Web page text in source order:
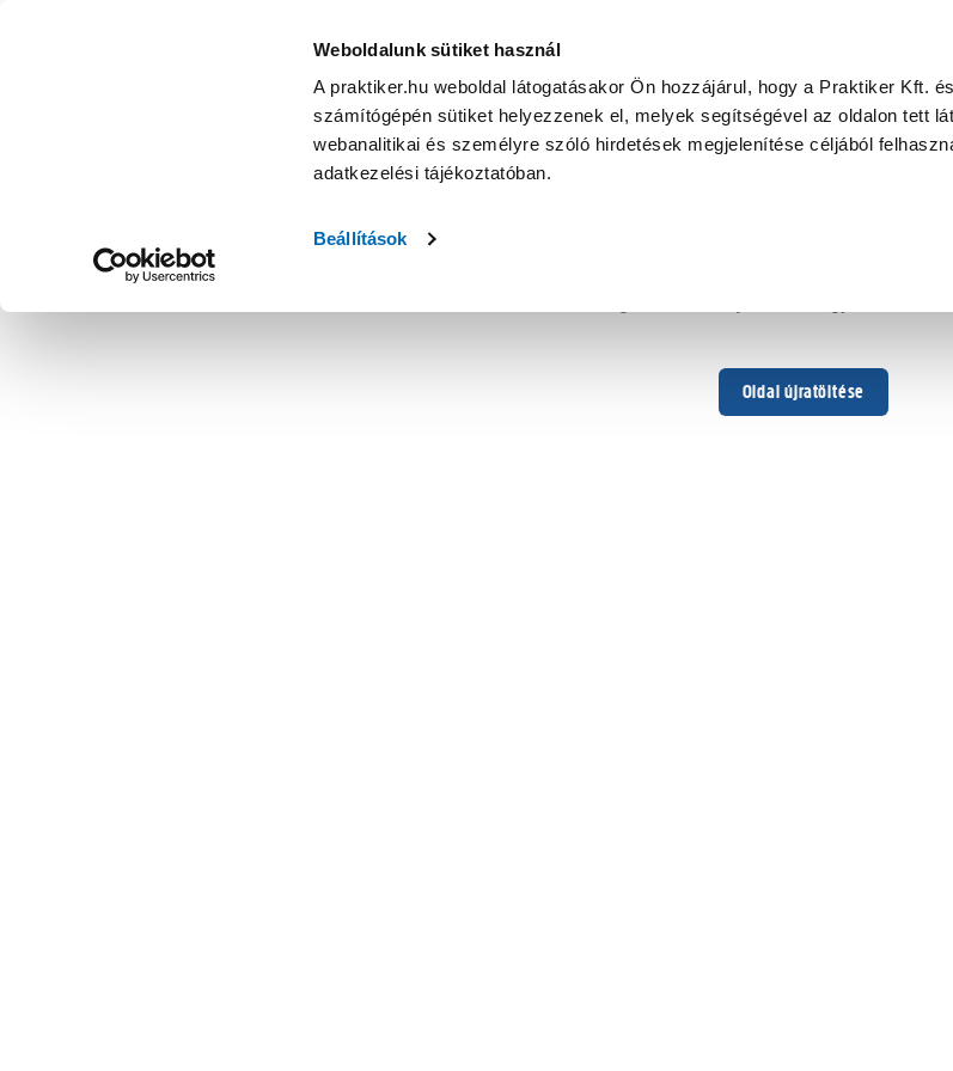
Weboldalunk sütiket használ
A praktiker.hu weboldal látogatásakor Ön hozzájárul, hogy a Praktiker Kft.
számítógépén sütiket helyezzenek el, melyek segítségével az oldalon tett
webanalitikai és személyre szóló hirdetések megjelenítése céljából
adatkezelési tájékoztatóban.
Beállítások
Oldal újratöltése